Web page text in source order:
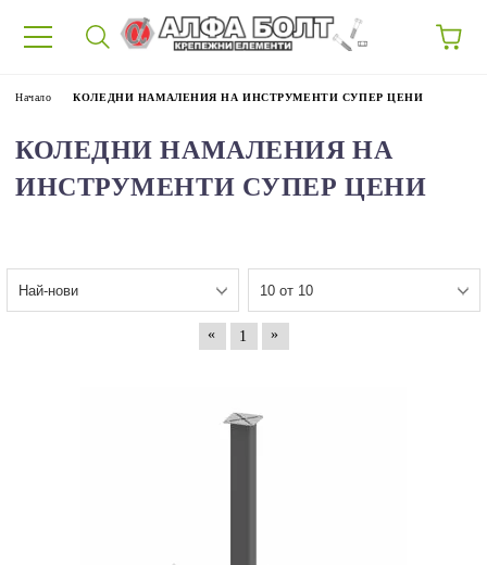
Начало КОЛЕДНИ НАМАЛЕНИЯ НА ИНСТРУМЕНТИ СУПЕР ЦЕНИ
КОЛЕДНИ НАМАЛЕНИЯ НА
ИНСТРУМЕНТИ СУПЕР ЦЕНИ
« 1 »